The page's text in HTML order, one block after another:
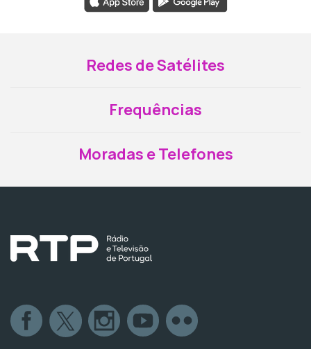
Redes de Satélites
Frequências
Moradas e Telefones